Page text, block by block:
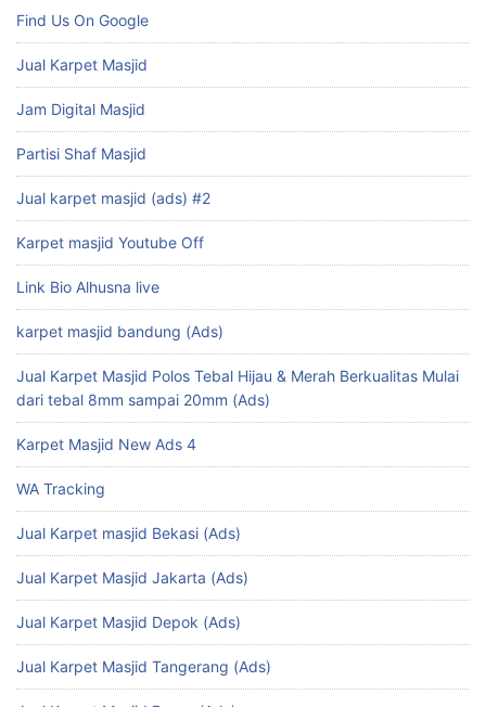
Find Us On Google
Jual Karpet Masjid
Jam Digital Masjid
Partisi Shaf Masjid
Jual karpet masjid (ads) #2
Karpet masjid Youtube Off
Link Bio Alhusna live
karpet masjid bandung (Ads)
Jual Karpet Masjid Polos Tebal Hijau & Merah Berkualitas Mulai
dari tebal 8mm sampai 20mm (Ads)
Karpet Masjid New Ads 4
WA Tracking
Jual Karpet masjid Bekasi (Ads)
Jual Karpet Masjid Jakarta (Ads)
Jual Karpet Masjid Depok (Ads)
Jual Karpet Masjid Tangerang (Ads)